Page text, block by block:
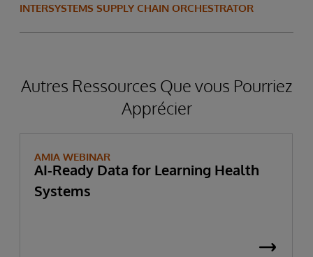
INTERSYSTEMS SUPPLY CHAIN ORCHESTRATOR
Autres Ressources Que vous Pourriez
Apprécier
AMIA WEBINAR
AI-Ready Data for Learning Health
Systems